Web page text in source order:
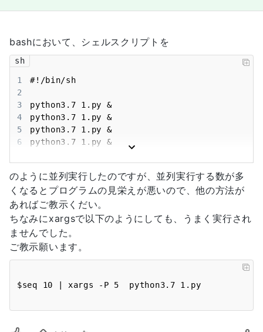
bashにおいて、シェルスクリプトを
sh
1
2
3
python3.7 1.py &
4
python3.7 1.py &
5
python3.7 1.py &
6
のように並列実行したのですが、並列実行する数が多
くなるとプログラムの見栄えが悪いので、他の方法が
あればご教示くだい。
ちなみにxargsで以下のようにしても、うまく実行され
ませんでした。
ご教示願います。